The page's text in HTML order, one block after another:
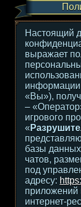
Настоящий
выражает
информации
«Вы»),
–
игрового
«
базы
чатов,
под
адресу:
приложений
интернет-